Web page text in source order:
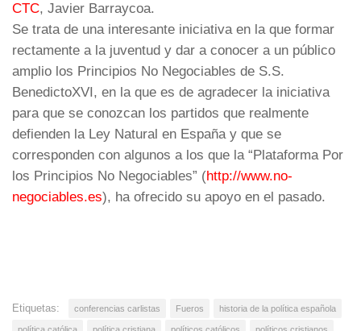
CTC, Javier Barraycoa.
Se trata de una interesante iniciativa en la que formar
rectamente a la juventud y dar a conocer a un público
amplio los Principios No Negociables de S.S.
BenedictoXVI, en la que es de agradecer la iniciativa
para que se conozcan los partidos que realmente
defienden la Ley Natural en España y que se
corresponden con algunos a los que la “Plataforma Por
los Principios No Negociables” (http://www.no-
negociables.es), ha ofrecido su apoyo en el pasado.
Etiquetas: conferencias carlistas Fueros historia de la política española